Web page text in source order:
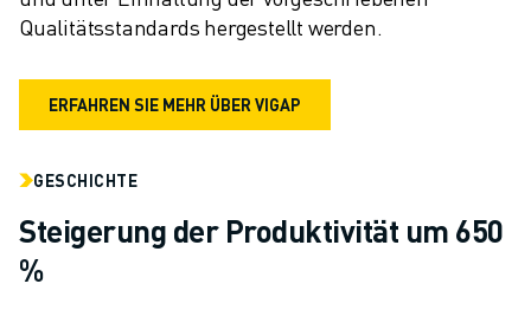
Qualitätsstandards hergestellt werden.
ERFAHREN SIE MEHR ÜBER VIGAP
GESCHICHTE
Steigerung der Produktivität um 650
%